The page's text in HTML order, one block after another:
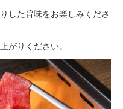
した旨味をお楽しみくださ
がりください。